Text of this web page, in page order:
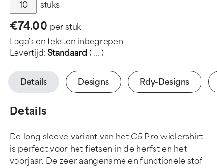
stuks
€74.00 per stuk
Logo's en teksten inbegrepen
Levertijd: Standaard ( ... )
Details Designs Rdy-Designs
Details
De long sleeve variant van het C5 Pro wielershirt
is perfect voor het fietsen in de herfst en het
voorjaar. De zeer aangename en functionele stof